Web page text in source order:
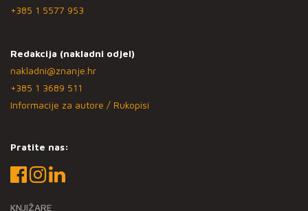
+385 1 5577 953
Redakcija (nakladni odjel)
nakladni@znanje.hr
+385 1 3689 511
Informacije za autore / Rukopisi
Pratite nas:
KNJIŽARE